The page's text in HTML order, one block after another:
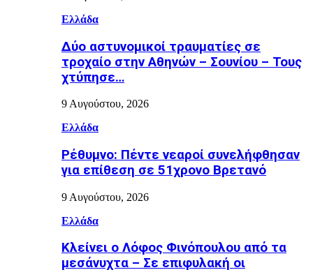
Ελλάδα
Δύο αστυνομικοί τραυματίες σε
τροχαίο στην Αθηνών – Σουνίου – Τους
χτύπησε…
9 Αυγούστου, 2026
Ελλάδα
Ρέθυμνο: Πέντε νεαροί συνελήφθησαν
για επίθεση σε 51χρονο Βρετανό
9 Αυγούστου, 2026
Ελλάδα
Κλείνει ο Λόφος Φινόπουλου από τα
μεσάνυχτα – Σε επιφυλακή οι